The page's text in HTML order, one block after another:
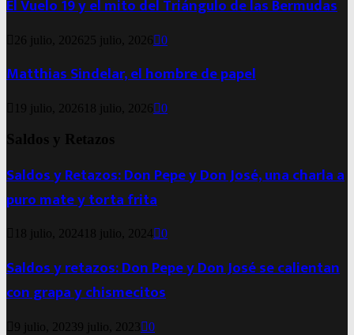
El Vuelo 19 y el mito del Triángulo de las Bermudas
26 julio, 2026 25 julio, 2026 0
Matthias Sindelar, el hombre de papel
19 julio, 2026 18 julio, 2026 0
Saldos y Retazos
Saldos y Retazos: Don Pepe y Don José, una charla a
puro mate y torta frita
18 julio, 2024 18 julio, 2024 0
Saldos y retazos: Don Pepe y Don José se calientan
con grapa y chismecitos
9 julio, 20239 julio, 2023 0